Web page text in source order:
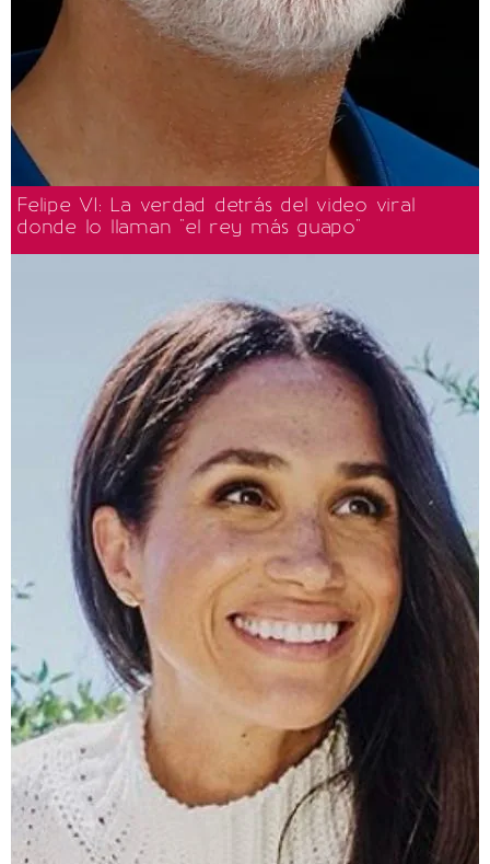
Felipe VI: La verdad detrás del video viral
donde lo llaman "el rey más guapo"